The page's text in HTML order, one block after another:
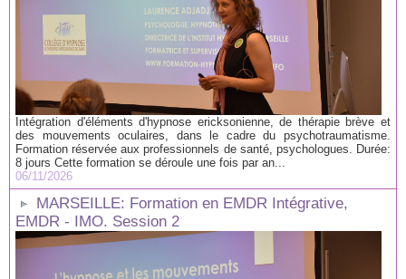
Intégration d'éléments d'hypnose ericksonienne, de thérapie brève et
des mouvements oculaires, dans le cadre du psychotraumatisme.
Formation réservée aux professionnels de santé, psychologues. Durée:
8 jours Cette formation se déroule une fois par an...
06/11/2026
MARSEILLE: Formation en EMDR Intégrative,
EMDR - IMO. Session 2